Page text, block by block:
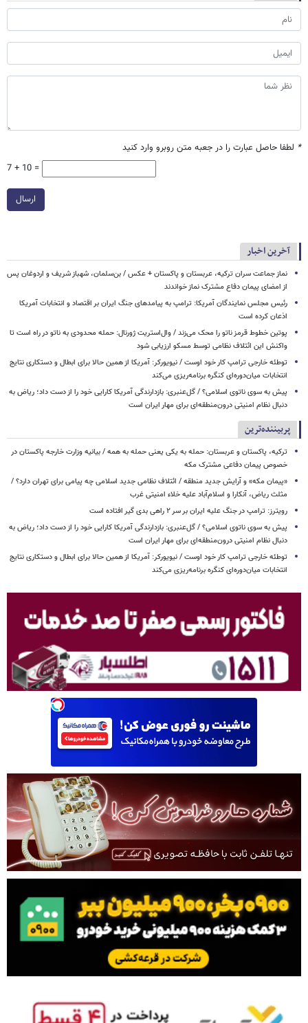
* لطفا حاصل عبارت را در جعبه متن روبرو وارد کنید
7 + 10 =
ارسال
آخرین اخبار
نماز جماعت سران ترکیه، عربستان و پاکستان + عکس / بن‌سلمان، شهباز شریف و اردوغان پس
از امضای پیمان دفاع مشترک نماز خواندند
رئیس مجلس نمایندگان آمریکا: ترامپ به پیامدهای جنگ ایران بر اقتصاد و انتخابات آمریکا
اذعان کرده است
پوتین خطوط قرمز ناتو را محک می‌زند / وال‌استریت ژورنال: حمله محدودی به ناتو در راه است تا
واکنش این ائتلاف نظامی توسط مسکو ارزیابی شود
توطئه خارجی ترامپ کار خود اوست / نیویورکر: آمریکا از همین حالا برای ابطال و دستکاری نتایج
انتخابات میان‌دوره‌ای کنگره برنامه‌ریزی می‌کند
پیش به سوی ناتوی اسلامی؟ / گل‌عنبری: بازدارندگی آمریکا کارایی خود را از دست داد؛ ریاض به
دنبال نظام امنیتی درون‌منطقه‌ای برای مهار ایران است
پربیننده‌ترین
ترکیه، پاکستان و عربستان: حمله به یکی یعنی حمله به همه / بیانیه وزارت خارجه پاکستان در
خصوص پیمان دفاعی مشترک مکه
«پیمان مکه» و آرایش جدید منطقه / ائتلاف نظامی جدید اسلامی چه پیامی برای تهران دارد؟ /
مثلث ریاض، آنکارا و اسلام‌آباد علیه خلاء امنیتی غرب
رویترز: ترامپ در جنگ علیه ایران بر سر ۲ راهی بدی گیر افتاده است
پیش به سوی ناتوی اسلامی؟ / گل‌عنبری: بازدارندگی آمریکا کارایی خود را از دست داد؛ ریاض به
دنبال نظام امنیتی درون‌منطقه‌ای برای مهار ایران است
توطئه خارجی ترامپ کار خود اوست / نیویورکر: آمریکا از همین حالا برای ابطال و دستکاری نتایج
انتخابات میان‌دوره‌ای کنگره برنامه‌ریزی می‌کند